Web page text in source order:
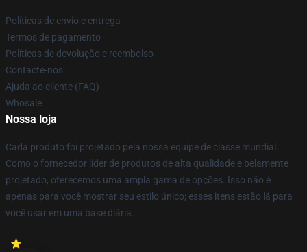
Políticas de envio e entrega
Termos de pagamento
Políticas de devolução e reembolso
Contacte-nos
Ajuda ao cliente (FAQ)
Whosale
Nossa loja
Cada produto foi projetado pela nossa equipe de classe mundial.
Como o fornecedor líder de produtos de alta qualidade e belamente
projetado, oferecemos uma ampla gama de opções. Isso não é
apenas para você mostrar seu estilo único; esses itens estão lá para
você usar em uma base diária.